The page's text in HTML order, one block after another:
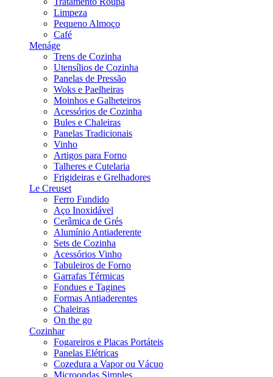
Limpeza
Pequeno Almoço
Café
Menáge
Trens de Cozinha
Utensílios de Cozinha
Panelas de Pressão
Woks e Paelheiras
Moinhos e Galheteiros
Acessórios de Cozinha
Bules e Chaleiras
Panelas Tradicionais
Vinho
Artigos para Forno
Talheres e Cutelaria
Frigideiras e Grelhadores
Le Creuset
Ferro Fundido
Aço Inoxidável
Cerâmica de Grés
Alumínio Antiaderente
Sets de Cozinha
Acessórios Vinho
Tabuleiros de Forno
Garrafas Térmicas
Fondues e Tagines
Formas Antiaderentes
Chaleiras
On the go
Cozinhar
Fogareiros e Placas Portáteis
Panelas Elétricas
Cozedura a Vapor ou Vácuo
Microondas Simples